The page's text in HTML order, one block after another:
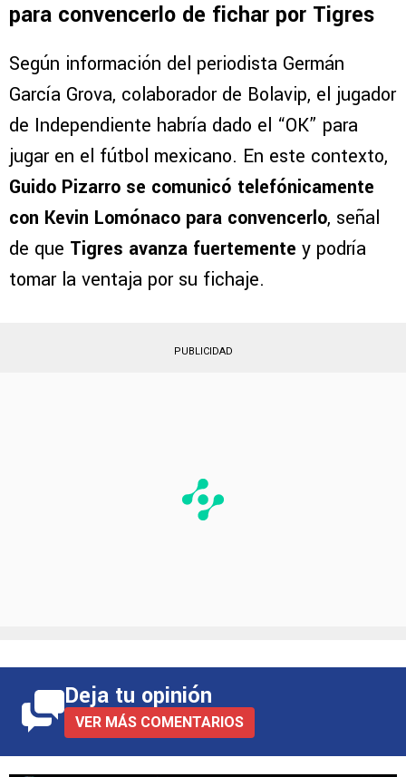
ganar la carrerapor este refuerzo.
Guido Pizarro habló con Lomónaco
para convencerlo de fichar por Tigres
Según información del periodista Germán
García Grova, colaborador de Bolavip, el jugador
de Independiente habría dado el “OK” para
jugar en el fútbol mexicano. En este contexto,
Guido Pizarro se comunicó telefónicamente
tomar la ventaja por su fichaje.